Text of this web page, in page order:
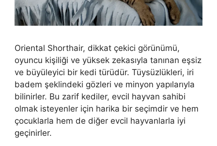
Oriental Shorthair, dikkat çekici görünümü,
oyuncu kişiliği ve yüksek zekasıyla tanınan eşsiz
ve büyüleyici bir kedi türüdür. Tüysüzlükleri, iri
badem şeklindeki gözleri ve minyon yapılarıyla
bilinirler. Bu zarif kediler, evcil hayvan sahibi
olmak isteyenler için harika bir seçimdir ve hem
çocuklarla hem de diğer evcil hayvanlarla iyi
geçinirler.